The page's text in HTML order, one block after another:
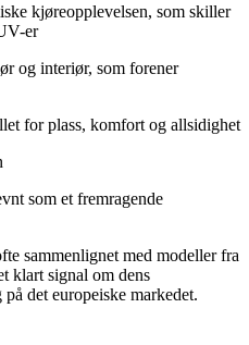
kjøreopplevelsen, som skiller
er
og interiør, som forener
for plass, komfort og allsidighet
som et fremragende
sammenlignet med modeller fra
klart signal om dens
det europeiske markedet.